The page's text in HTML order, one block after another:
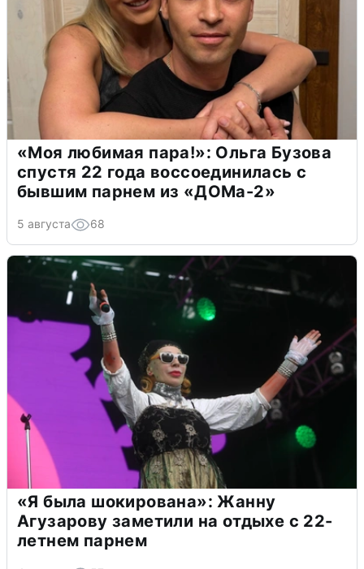
«Моя любимая пара!»: Ольга Бузова
спустя 22 года воссоединилась с
бывшим парнем из «ДОМа-2»
5 августа 68
«Я была шокирована»: Жанну
Агузарову заметили на отдыхе с 22-
летнем парнем